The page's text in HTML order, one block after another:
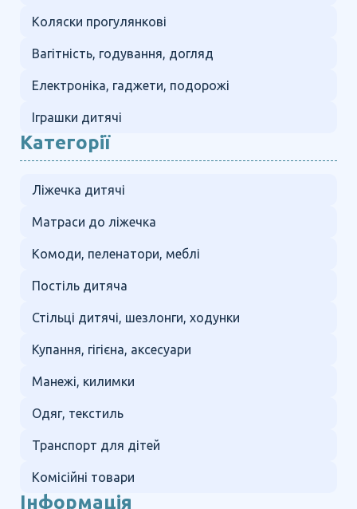
Коляски прогулянкові
Вагітність, годування, догляд
Електроніка, гаджети, подорожі
Іграшки дитячі
Категорії
Ліжечка дитячі
Матраси до ліжечка
Комоди, пеленатори, меблі
Постіль дитяча
Стільці дитячі, шезлонги, ходунки
Купання, гігієна, аксесуари
Манежі, килимки
Одяг, текстиль
Транспорт для дітей
Комісійні товари
Інформація